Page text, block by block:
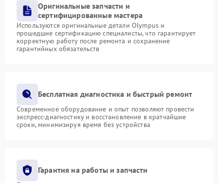
Оригинальные запчасти и
сертифицированные мастера
Используются оригинальные детали Olympus и
прошедшие сертификацию специалисты, что гарантирует
корректную работу после ремонта и сохранение
гарантийных обязательств
Бесплатная диагностика и быстрый ремонт
Современное оборудование и опыт позволяют провести
экспресс-диагностику и восстановление в кратчайшие
сроки, минимизируя время без устройства
Гарантия на работы и запчасти